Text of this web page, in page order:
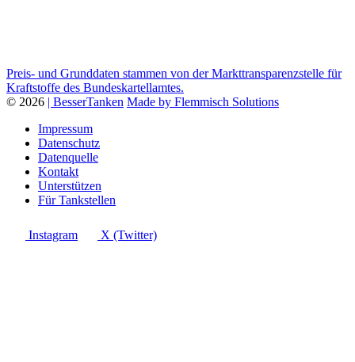
Preis- und Grunddaten stammen von der Markttransparenzstelle für
Kraftstoffe des Bundeskartellamtes.
© 2026 | BesserTanken Made by Flemmisch Solutions
Impressum
Datenschutz
Datenquelle
Kontakt
Unterstützen
Für Tankstellen
Instagram X (Twitter)